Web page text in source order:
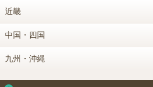
近畿
中国・四国
九州・沖縄